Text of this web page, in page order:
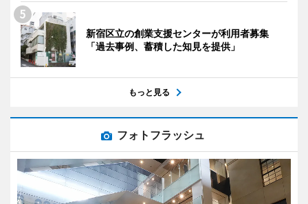
新宿区立の創業支援センターが利用者募集
「過去事例、蓄積した知見を提供」
もっと見る
フォトフラッシュ